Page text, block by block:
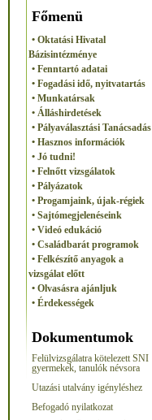
Főmenü
• Oktatási Hivatal
Bázisintézménye
• Fenntartó adatai
• Fogadási idő, nyitvatartás
• Munkatársak
• Álláshirdetések
• Pályaválasztási Tanácsadás
• Hasznos információk
• Jó tudni!
• Felnőtt vizsgálatok
• Pályázatok
• Progamjaink, újak-régiek
• Sajtómegjelenéseink
• Videó edukáció
• Családbarát programok
• Felkészítő anyagok a
vizsgálat előtt
• Olvasásra ajánljuk
• Érdekességek
Dokumentumok
Felülvizsgálatra kötelezett SNI
gyermekek, tanulók névsora
Utazási utalvány igényléshez
Befogadó nyilatkozat